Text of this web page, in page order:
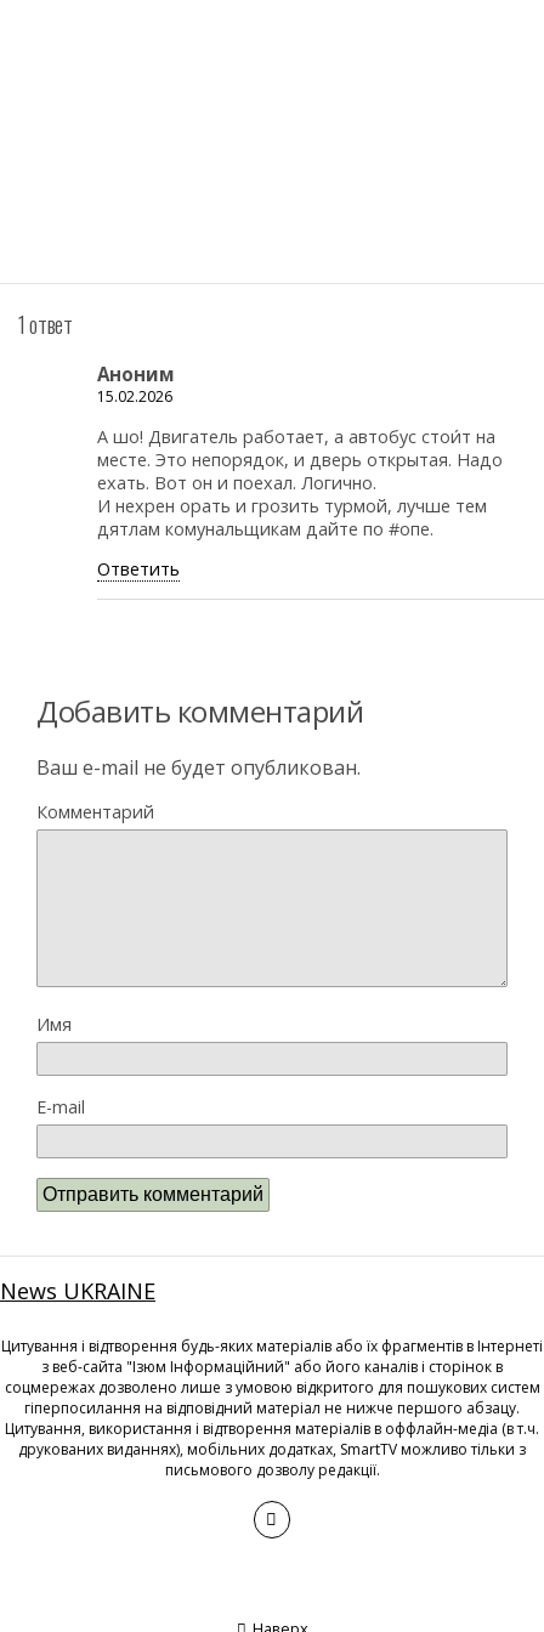
1 ответ
Аноним
15.02.2026
А шо! Двигатель работает, а автобус стои́т на
месте. Это непорядок, и дверь открытая. Надо
ехать. Вот он и поехал. Логично.
И нехрен орать и грозить турмой, лучше тем
дятлам комунальщикам дайте по #опе.
Ответить
Добавить комментарий
Ваш e-mail не будет опубликован.
Комментарий
Имя
E-mail
News UKRAINE
Цитування і відтворення будь-яких матеріалів або їх фрагментів в Інтернеті
з веб-сайта "Ізюм Інформаційний" або його каналів і сторінок в
соцмережах дозволено лише з умовою відкритого для пошукових систем
гіперпосилання на відповідний матеріал не нижче першого абзацу.
Цитування, використання і відтворення матеріалів в оффлайн-медіа (в т.ч.
друкованих виданнях), мобільних додатках, SmartTV можливо тільки з
письмового дозволу редакції.